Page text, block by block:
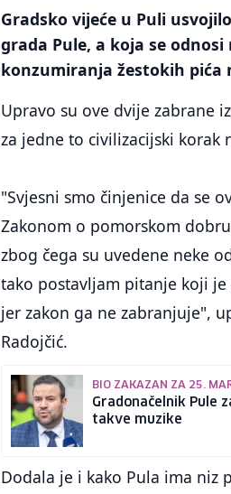
Gradsko vijeće u Puli
grada Pule, a koja se
konzumiranja žestokih pića
Upravo su ove dvije zabrane
za jedne to civilizacijski korak
"Svjesni smo činjenice da se
Zakonom o pomorskom
zbog čega su uvedene neke
tako postavljam pitanje koji
jer zakon ga ne zabranjuje",
Radojčić.
BIO ZAKAZAN ZA 25.
Gradonačelnik Pule
takve muzike
Dodala je i kako Pula ima niz